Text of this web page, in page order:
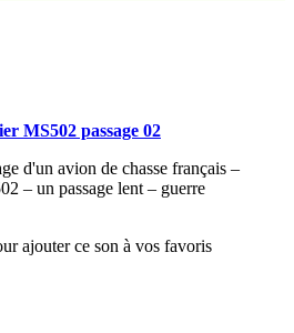
MS502 passage 02
d'un avion de chasse français –
– un passage lent – guerre